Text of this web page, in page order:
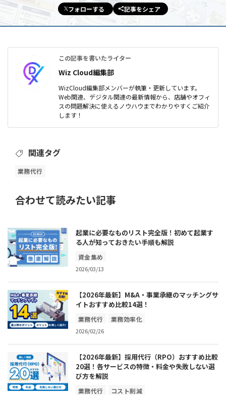
フォローする 記事をシェア
この記事を書いたライター
Wiz Cloud編集部
WizCloud編集部メンバーが執筆・更新しています。
Web関連、デジタル関連の最新情報から、店舗やオフィ
スの問題解決に使えるノウハウまでわかりやすくご紹介
します！
関連タグ
業務代行
合わせて読みたい記事
起業に必要なものリスト完全版！初めて起業す
る人が知っておきたい手順も解説
資金集め
2026/03/13
【2026年最新】M&A・事業承継のマッチングサ
イトおすすめ比較14選！
業務代行 業務効率化
2026/02/26
【2026年最新】採用代行（RPO）おすすめ比較
20選！各サービスの特徴・料金や失敗しない選
び方を解説
業務代行 コスト削減